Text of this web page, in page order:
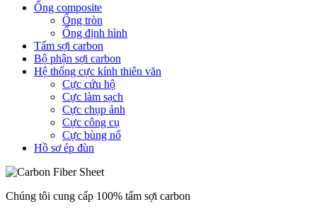
Ống composite
Ống tròn
Ống định hình
Tấm sợi carbon
Bộ phận sợi carbon
Hệ thống cực kính thiên văn
Cực cứu hộ
Cực làm sạch
Cực chụp ảnh
Cực công cụ
Cực bùng nổ
Hồ sơ ép đùn
Chúng tôi cung cấp 100% tấm sợi carbon